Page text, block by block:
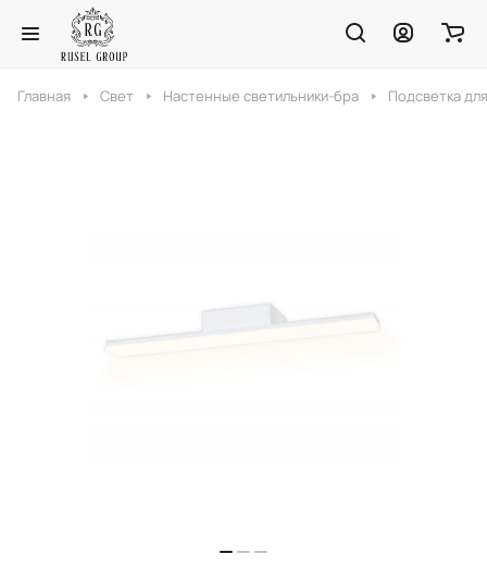
Главная Свет Настенные светильники-бра Подсветка